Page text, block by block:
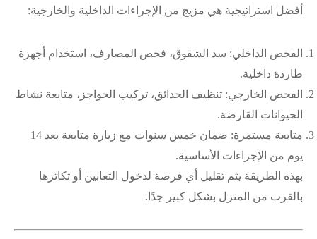
أفضل استراتيجية هي مزيج من الإجراءات الداخلية والخارجية:
الفحص الداخلي: سد الشقوق، فحص المصارف، استخدام أجهزة
طاردة داخلية.
الفحص الخارجي: تنظيف الحدائق، تركيب الحواجز، متابعة نشاط
الحيوانات القارضة.
متابعة مستمرة: ضمان خمس سنوات مع زيارة متابعة بعد 14
يوم من الإجراءات الأساسية.
بهذه الطريقة يتم تقليل أي فرصة لدخول الثعابين أو تكاثرها
بالقرب من المنزل بشكل كبير جدًا.